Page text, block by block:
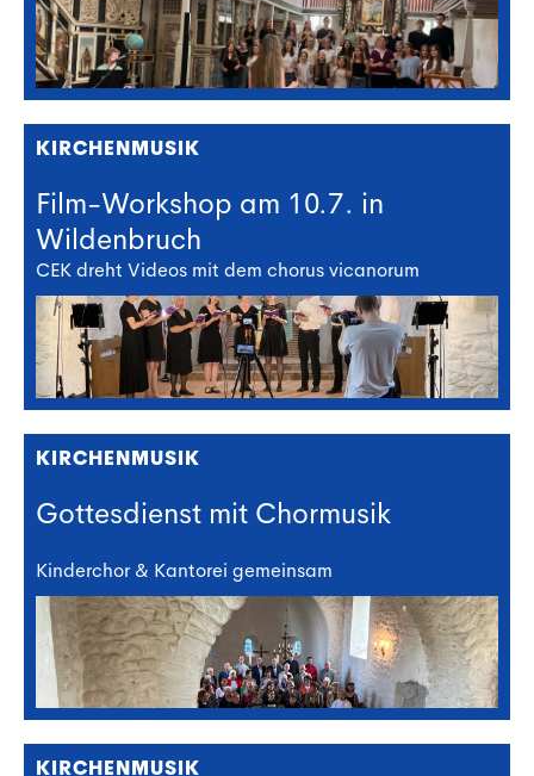
KIRCHENMUSIK
Film-Workshop am 10.7. in
Wildenbruch
CEK dreht Videos mit dem chorus vicanorum
KIRCHENMUSIK
Gottesdienst mit Chormusik
Kinderchor & Kantorei gemeinsam
KIRCHENMUSIK